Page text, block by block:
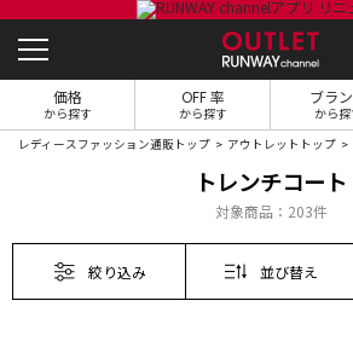
価格
から探す
OFF 率
から探す
ブラ
から探
レディースファッション通販トップ アウトレットトップ
トレンチコート
対象商品： 203件
絞り込み 並び替え